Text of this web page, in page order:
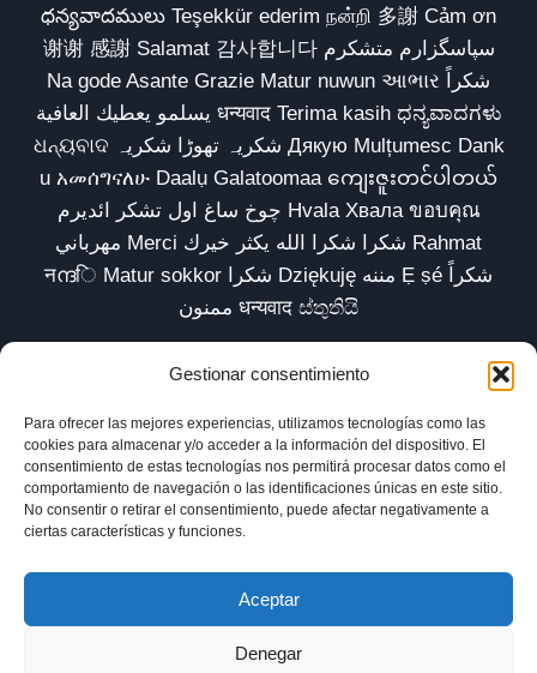
Gestionar consentimiento
Para ofrecer las mejores experiencias, utilizamos tecnologías como las
cookies para almacenar y/o acceder a la información del dispositivo. El
consentimiento de estas tecnologías nos permitirá procesar datos como el
comportamiento de navegación o las identificaciones únicas en este sitio.
No consentir o retirar el consentimiento, puede afectar negativamente a
ciertas características y funciones.
Aceptar
Denegar
ధన్యవాదములు Teşekkür ederim நன்றி 多謝 Cảm ơn
谢谢 感謝 Salamat 감사합니다 سپاسگزارم متشکرم
Na gode Asante Grazie Matur nuwun આભાર شكراً
يسلمو يعطيك العافية धन्यवाद Terima kasih ಧನ್ಯವಾದಗಳು
ଧନ୍ୟବାଦ شکریہ تھوڑا شکریہ Дякую Mulțumesc Dank
u አመሰግናለሁ Daalụ Galatoomaa ကျေးဇူးတင်ပါတယ်
چوخ ساغ اول تشکر ائدیرم Hvala Хвала ขอบคุณ
مهرباني Merci شكرا شكرا الله يكثر خيرك Rahmat
नന്ദि Matur sokkor شكرا Dziękuję مننه Ẹ ṣé شكراً
ممنون धन्यवाद ස්තුතියි
Inicio Biblioteca Parábolas TV
Comunidad
Esencia
Blog
Política de privacidad
Aviso legal
Política de cookies (UE)